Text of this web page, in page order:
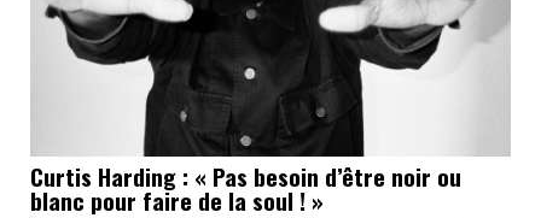
Curtis Harding : « Pas besoin d’être noir ou
blanc pour faire de la soul ! »